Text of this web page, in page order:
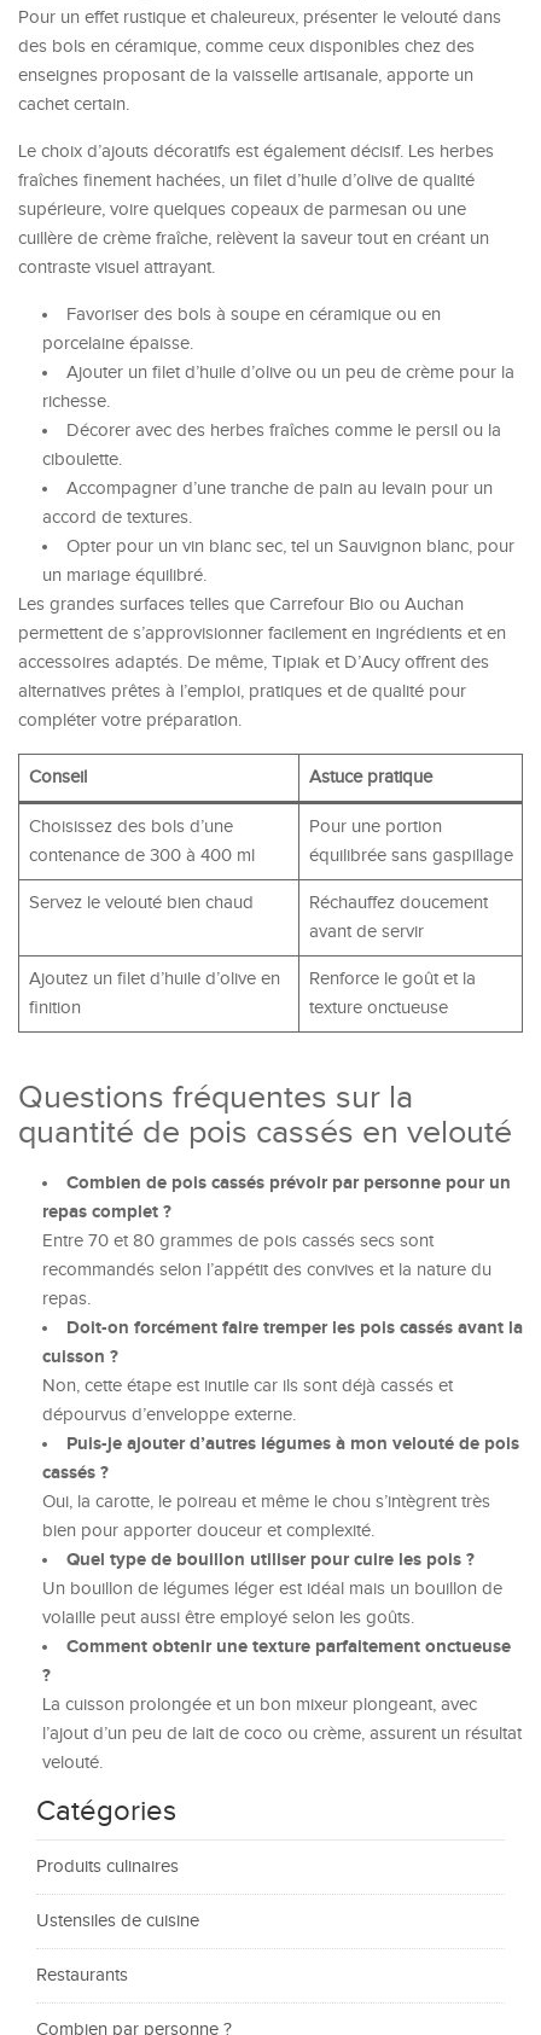
Pour un effet rustique et chaleureux, présenter le velouté dans
des bols en céramique, comme ceux disponibles chez des
enseignes proposant de la vaisselle artisanale, apporte un
cachet certain.
Le choix d’ajouts décoratifs est également décisif. Les herbes
fraîches finement hachées, un filet d’huile d’olive de qualité
supérieure, voire quelques copeaux de parmesan ou une
cuillère de crème fraîche, relèvent la saveur tout en créant un
contraste visuel attrayant.
Favoriser des bols à soupe en céramique ou en
porcelaine épaisse.
Ajouter un filet d’huile d’olive ou un peu de crème pour la
richesse.
Décorer avec des herbes fraîches comme le persil ou la
ciboulette.
Accompagner d’une tranche de pain au levain pour un
accord de textures.
Opter pour un vin blanc sec, tel un Sauvignon blanc, pour
un mariage équilibré.
Les grandes surfaces telles que Carrefour Bio ou Auchan
permettent de s’approvisionner facilement en ingrédients et en
accessoires adaptés. De même, Tipiak et D’Aucy offrent des
alternatives prêtes à l’emploi, pratiques et de qualité pour
compléter votre préparation.
Conseil Astuce pratique
Choisissez des bols d’une
contenance de 300 à 400 ml
Pour une portion
équilibrée sans gaspillage
Servez le velouté bien chaud
Réchauffez doucement
avant de servir
Ajoutez un filet d’huile d’olive en
finition
Renforce le goût et la
texture onctueuse
Questions fréquentes sur la
quantité de pois cassés en velouté
Combien de pois cassés prévoir par personne pour un
repas complet ?
Entre 70 et 80 grammes de pois cassés secs sont
recommandés selon l’appétit des convives et la nature du
repas.
Doit-on forcément faire tremper les pois cassés avant la
cuisson ?
Non, cette étape est inutile car ils sont déjà cassés et
dépourvus d’enveloppe externe.
Puis-je ajouter d’autres légumes à mon velouté de pois
cassés ?
Oui, la carotte, le poireau et même le chou s’intègrent très
bien pour apporter douceur et complexité.
Quel type de bouillon utiliser pour cuire les pois ?
Un bouillon de légumes léger est idéal mais un bouillon de
volaille peut aussi être employé selon les goûts.
Comment obtenir une texture parfaitement onctueuse
?
La cuisson prolongée et un bon mixeur plongeant, avec
l’ajout d’un peu de lait de coco ou crème, assurent un résultat
velouté.
Catégories
Produits culinaires
Ustensiles de cuisine
Restaurants
Combien par personne ?